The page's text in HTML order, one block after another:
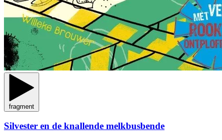
fragment
Silvester en de knallende melkbusbende